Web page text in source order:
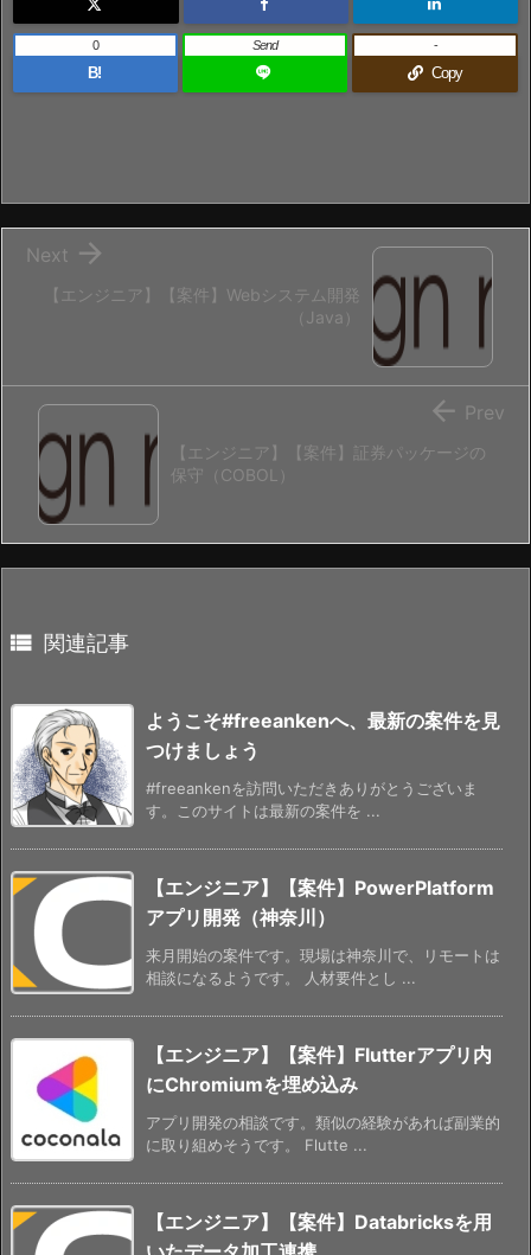
B!
0 Send
Copy
-
【エンジニア】【案件】Webシステム開発
（Java）

Next
【エンジニア】【案件】証券パッケージの
保守（COBOL）
 Prev
 関連記事
ようこそ#freeankenへ、最新の案件を見
つけましょう
#freeankenを訪問いただきありがとうございま
す。このサイトは最新の案件を ...
【エンジニア】【案件】PowerPlatform
アプリ開発（神奈川）
来月開始の案件です。現場は神奈川で、リモートは
相談になるようです。 人材要件とし ...
【エンジニア】【案件】Flutterアプリ内
にChromiumを埋め込み
アプリ開発の相談です。類似の経験があれば副業的
に取り組めそうです。 Flutte ...
【エンジニア】【案件】Databricksを用